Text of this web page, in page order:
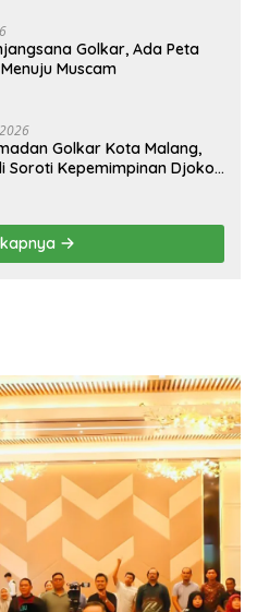
Golkar, Ada Peta
Muscam
Golkar Kota Malang,
Soroti Kepemimpinan Djoko